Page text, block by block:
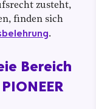
zusteht,
finden sich
.
Bereich